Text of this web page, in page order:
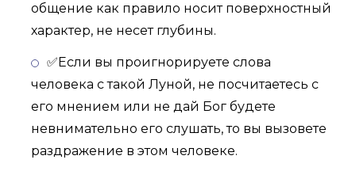
общение как правило носит поверхностный
характер, не несет глубины.
✅Если вы проигнорируете слова
человека с такой Луной, не посчитаетесь с
его мнением или не дай Бог будете
невнимательно его слушать, то вы вызовете
раздражение в этом человеке.